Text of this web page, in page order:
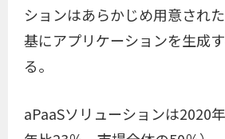
ションはあらかじめ用意され
基にアプリケーションを生成
る。
aPaaSソリューションは2020